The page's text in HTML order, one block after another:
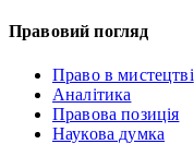
Правовий погляд
Право в мистецтві
Аналітика
Правова позиція
Наукова думка